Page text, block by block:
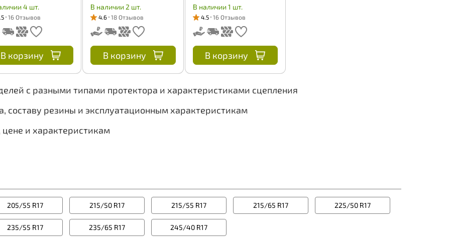
4 шт.
16 Отзывов
В корзину
В наличии 2 шт.
4.6 18 Отзывов
В корзину
В наличии 1 шт.
4.5 16 Отзывов
В корзину
с разными типами протектора и характеристиками сцепления
составу резины и эксплуатационным характеристикам
и характеристикам
205/55 R17 215/50 R17 215/55 R17 215/65 R17 225/50 R17
235/55 R17 235/65 R17 245/40 R17